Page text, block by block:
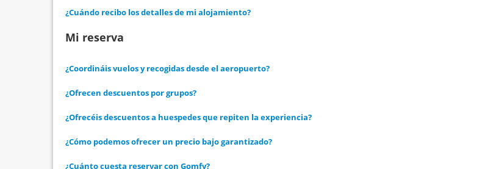
¿Cuándo recibo los detalles de mi alojamiento?
Mi reserva
¿Coordináis vuelos y recogidas desde el aeropuerto?
¿Ofrecen descuentos por grupos?
¿Ofrecéis descuentos a huespedes que repiten la experiencia?
¿Cómo podemos ofrecer un precio bajo garantizado?
¿Cuánto cuesta reservar con Gomfy?